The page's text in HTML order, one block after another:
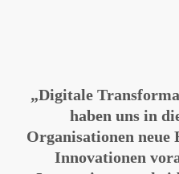
„Digitale
haben uns in
Organisationen neue
Innovationen